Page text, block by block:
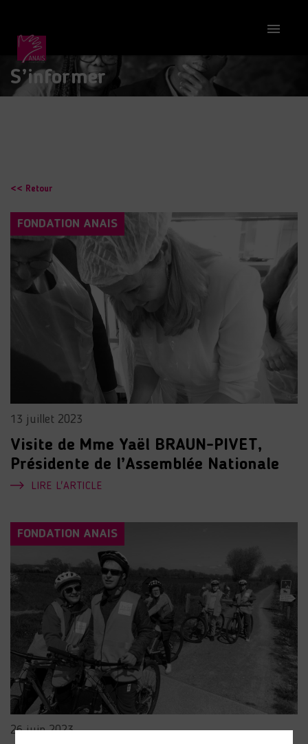

S’informer
<< Retour
FONDATION ANAIS
13 juillet 2023
Visite de Mme Yaël BRAUN-PIVET,
Présidente de l’Assemblée Nationale
LIRE L'ARTICLE
FONDATION ANAIS
26 juin 2023